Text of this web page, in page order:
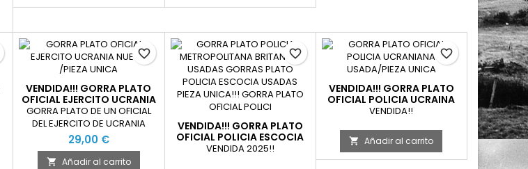
VENDIDA!!! GORRA PLATO
OFICIAL EJERCITO UCRANIA
NUEVA
GORRA PLATO DE UN OFICIAL
DEL EJERCITO DE UCRANIA
29,00 €
 Añadir al carrito
favorite_border
VENDIDA!!! GORRA PLATO
OFICIAL POLICIA ESCOCIA
VENDIDA 2025!!
favorite_border
VENDIDA!!! GORRA PLATO
OFICIAL POLICIA UCRAINA
USADA
VENDIDA!!
 Añadir al carrito
favorite_border